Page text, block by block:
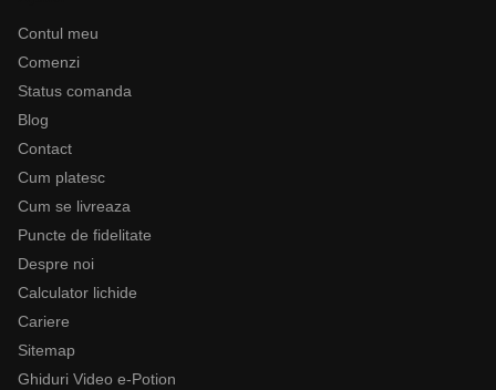
Contul meu
Comenzi
Status comanda
Blog
Contact
Cum platesc
Cum se livreaza
Puncte de fidelitate
Despre noi
Calculator lichide
Cariere
Sitemap
Ghiduri Video e-Potion